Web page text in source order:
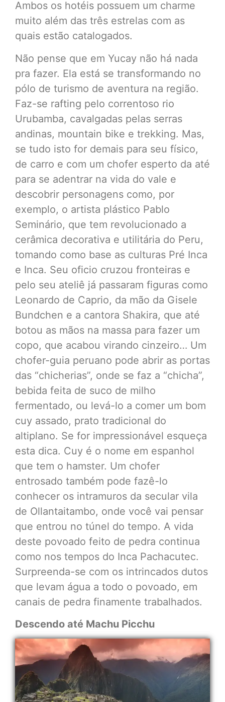
Ambos os hotéis possuem um charme
muito além das três estrelas com as
quais estão catalogados.
Não pense que em Yucay não há nada
pra fazer. Ela está se transformando no
pólo de turismo de aventura na região.
Faz-se rafting pelo correntoso rio
Urubamba, cavalgadas pelas serras
andinas, mountain bike e trekking. Mas,
se tudo isto for demais para seu físico,
de carro e com um chofer esperto da até
para se adentrar na vida do vale e
descobrir personagens como, por
exemplo, o artista plástico Pablo
Seminário, que tem revolucionado a
cerâmica decorativa e utilitária do Peru,
tomando como base as culturas Pré Inca
e Inca. Seu oficio cruzou fronteiras e
pelo seu ateliê já passaram figuras como
Leonardo de Caprio, da mão da Gisele
Bundchen e a cantora Shakira, que até
botou as mãos na massa para fazer um
copo, que acabou virando cinzeiro… Um
chofer-guia peruano pode abrir as portas
das “chicherias”, onde se faz a “chicha”,
bebida feita de suco de milho
fermentado, ou levá-lo a comer um bom
cuy assado, prato tradicional do
altiplano. Se for impressionável esqueça
esta dica. Cuy é o nome em espanhol
que tem o hamster. Um chofer
entrosado também pode fazê-lo
conhecer os intramuros da secular vila
de Ollantaitambo, onde você vai pensar
que entrou no túnel do tempo. A vida
deste povoado feito de pedra continua
como nos tempos do Inca Pachacutec.
Surpreenda-se com os intrincados dutos
que levam água a todo o povoado, em
canais de pedra finamente trabalhados.
Descendo até Machu Picchu